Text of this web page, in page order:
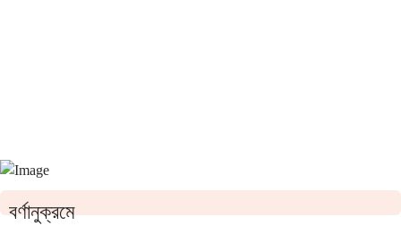
বর্ণানুক্রমে